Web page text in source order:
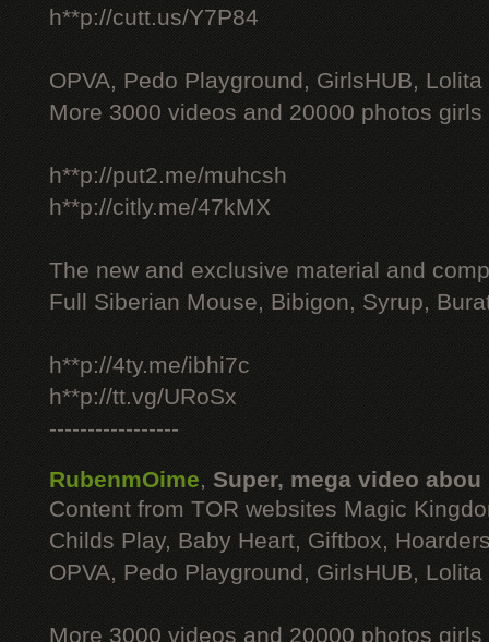
h**p://cutt.us/Y7P84
OPVA, Pedo Playground, GirlsHUB, Lolita
More 3000 videos and 20000 photos
h**p://put2.me/muhcsh
h**p://citly.me/47kMX
The new and exclusive material and
Full Siberian Mouse, Bibigon, Syrup,
h**p://4ty.me/ibhi7c
h**p://tt.vg/URoSx
-----------------
RubenmOime, Super, mega video abou
Content from TOR websites Magic
Childs Play, Baby Heart, Giftbox,
OPVA, Pedo Playground, GirlsHUB, Lolita
More 3000 videos and 20000 photos